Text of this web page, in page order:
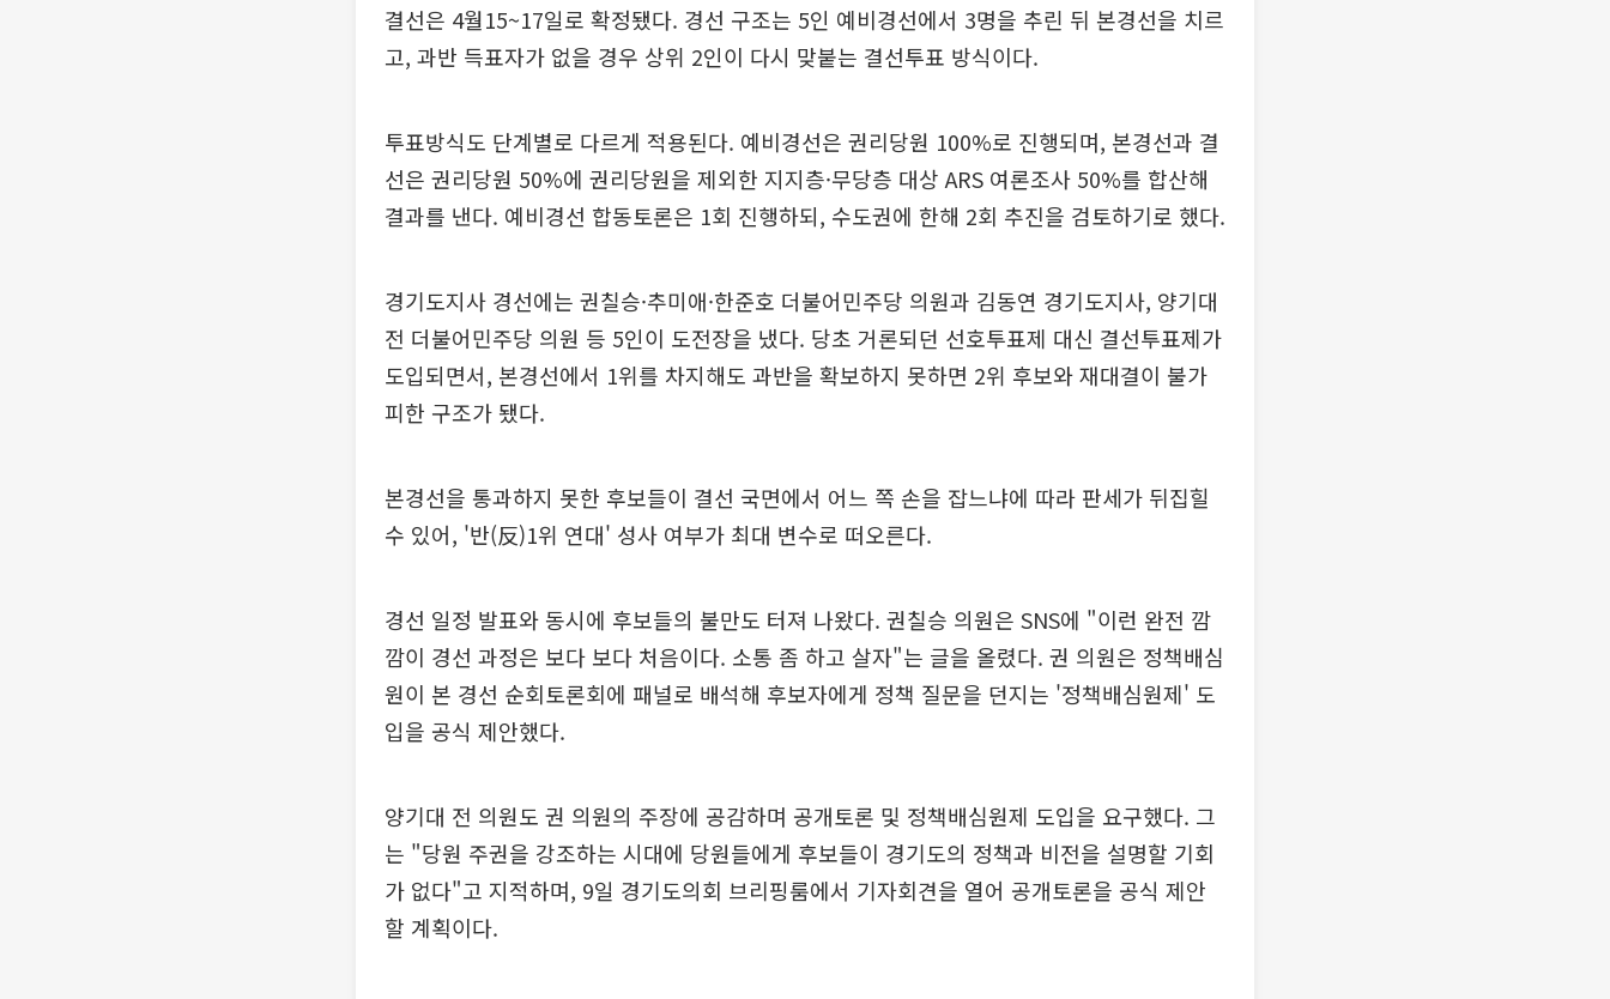
결선은 4월15~17일로 확정됐다. 경선 구조는 5인 예비경선에서 3명을 추린 뒤 본경선을 치르
고, 과반 득표자가 없을 경우 상위 2인이 다시 맞붙는 결선투표 방식이다.
투표방식도 단계별로 다르게 적용된다. 예비경선은 권리당원 100%로 진행되며, 본경선과 결
선은 권리당원 50%에 권리당원을 제외한 지지층·무당층 대상 ARS 여론조사 50%를 합산해
결과를 낸다. 예비경선 합동토론은 1회 진행하되, 수도권에 한해 2회 추진을 검토하기로 했다.
경기도지사 경선에는 권칠승·추미애·한준호 더불어민주당 의원과 김동연 경기도지사, 양기대
전 더불어민주당 의원 등 5인이 도전장을 냈다. 당초 거론되던 선호투표제 대신 결선투표제가
도입되면서, 본경선에서 1위를 차지해도 과반을 확보하지 못하면 2위 후보와 재대결이 불가
피한 구조가 됐다.
본경선을 통과하지 못한 후보들이 결선 국면에서 어느 쪽 손을 잡느냐에 따라 판세가 뒤집힐
수 있어, '반(反)1위 연대' 성사 여부가 최대 변수로 떠오른다.
경선 일정 발표와 동시에 후보들의 불만도 터져 나왔다. 권칠승 의원은 SNS에 "이런 완전 깜
깜이 경선 과정은 보다 보다 처음이다. 소통 좀 하고 살자"는 글을 올렸다. 권 의원은 정책배심
원이 본 경선 순회토론회에 패널로 배석해 후보자에게 정책 질문을 던지는 '정책배심원제' 도
입을 공식 제안했다.
양기대 전 의원도 권 의원의 주장에 공감하며 공개토론 및 정책배심원제 도입을 요구했다. 그
는 "당원 주권을 강조하는 시대에 당원들에게 후보들이 경기도의 정책과 비전을 설명할 기회
가 없다"고 지적하며, 9일 경기도의회 브리핑룸에서 기자회견을 열어 공개토론을 공식 제안
할 계획이다.